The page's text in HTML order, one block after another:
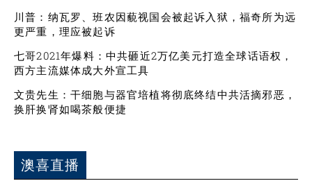
川普：纳瓦罗、班农因藐视国会被起诉入狱，福奇所为远
更严重，理应被起诉
七哥2021年爆料：中共砸近2万亿美元打造全球话语权，
西方主流媒体成大外宣工具
文贵先生：干细胞与器官培植将彻底终结中共活摘邪恶，
换肝换肾如喝茶般便捷
澳喜直播